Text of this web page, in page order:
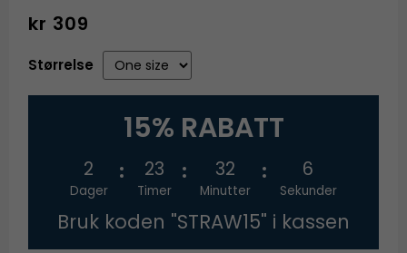
kr 309
Størrelse
15% RABATT
2
Dager
23
Timer
32
Minutter
6
Sekunder
Bruk koden "STRAW15" i kassen